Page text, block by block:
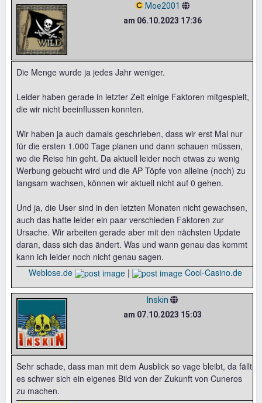
Moe2001
am 06.10.2023 17:36
Die Menge wurde ja jedes Jahr weniger.
Leider haben gerade in letzter Zeit einige Faktoren mitgespielt,
die wir nicht beeinflussen konnten.
Wir haben ja auch damals geschrieben, dass wir erst Mal nur
für die ersten 1.000 Tage planen und dann schauen müssen,
wo die Reise hin geht. Da aktuell leider noch etwas zu wenig
Werbung gebucht wird und die AP Töpfe von alleine (noch) zu
langsam wachsen, können wir aktuell nicht auf 0 gehen.
Und ja, die User sind in den letzten Monaten nicht gewachsen,
auch das hatte leider ein paar verschieden Faktoren zur
Ursache. Wir arbeiten gerade aber mit den nächsten Update
daran, dass sich das ändert. Was und wann genau das kommt
kann ich leider noch nicht genau sagen.
Weblose.de
| Cool-Casino.de
Inskin
am 07.10.2023 15:03
Sehr schade, dass man mit dem Ausblick so vage bleibt, da fällt
es schwer sich ein eigenes Bild von der Zukunft von Cuneros
zu machen.